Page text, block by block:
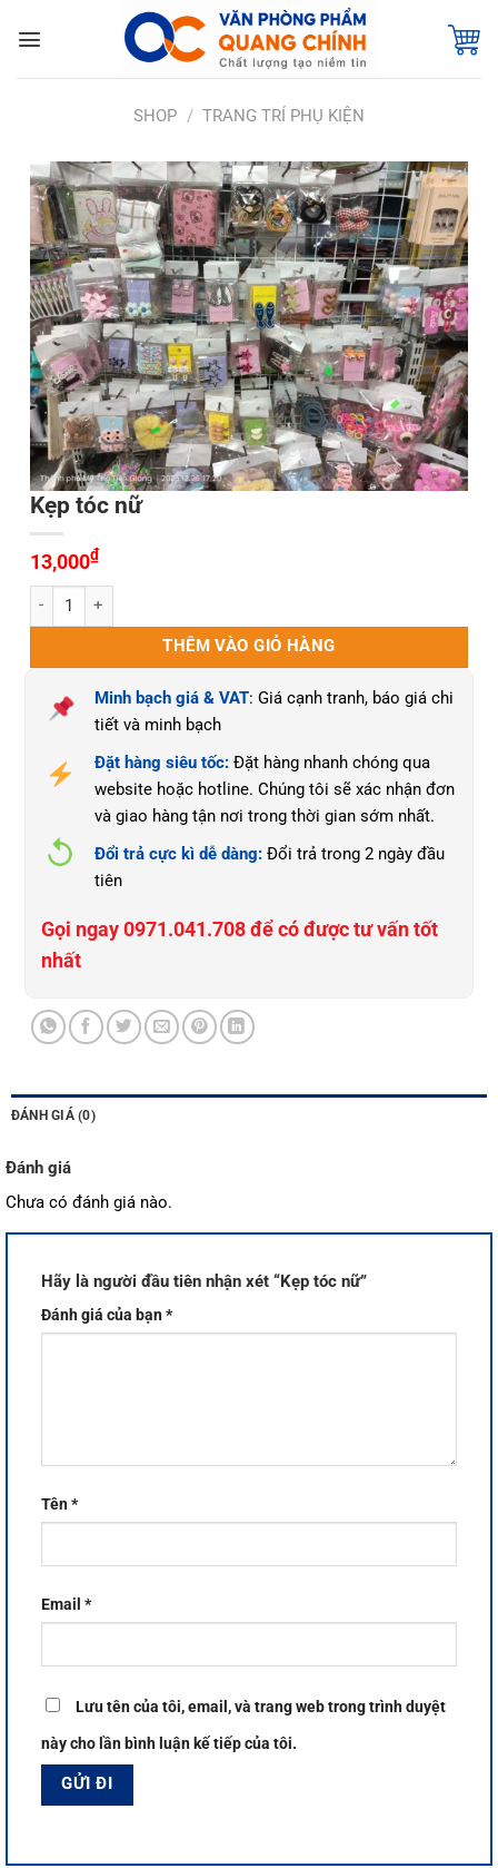
qua
SHOP / TRANG TRÍ PHỤ KIỆN
Kẹp tóc nữ
13,000₫
Kẹp tóc nữ số lượng
THÊM VÀO GIỎ HÀNG
Minh bạch giá & VAT: Giá cạnh tranh, báo giá chi
tiết và minh bạch
Đặt hàng siêu tốc: Đặt hàng nhanh chóng qua
website hoặc hotline. Chúng tôi sẽ xác nhận đơn
và giao hàng tận nơi trong thời gian sớm nhất.
Đổi trả cực kì dễ dàng: Đổi trả trong 2 ngày đầu
tiên
Gọi ngay 0971.041.708 để có được tư vấn tốt
nhất
ĐÁNH GIÁ (0)
Đánh giá
Chưa có đánh giá nào.
Hãy là người đầu tiên nhận xét “Kẹp tóc nữ”
Đánh giá của bạn*
Tên*
Email *
Lưu tên của tôi, email, và trang web trong trình duyệt
này cho lần bình luận kế tiếp của tôi.